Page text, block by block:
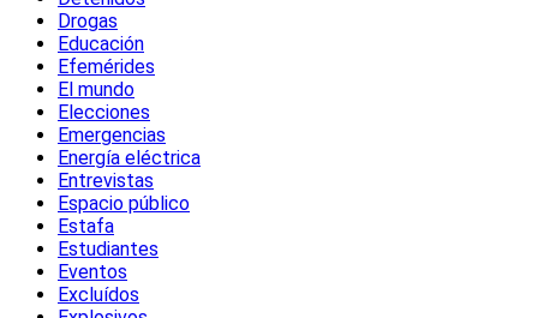
Drogas
Educación
Efemérides
El mundo
Elecciones
Emergencias
Energía eléctrica
Entrevistas
Espacio público
Estafa
Estudiantes
Eventos
Excluídos